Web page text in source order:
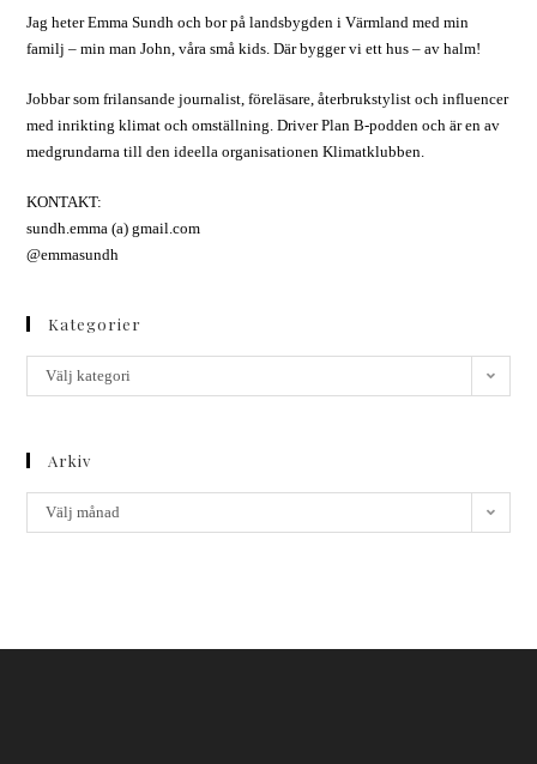
Jag heter Emma Sundh och bor på landsbygden i Värmland med min
familj – min man John, våra små kids. Där bygger vi ett hus – av halm!
Jobbar som frilansande journalist, föreläsare, återbrukstylist och influencer
med inrikting klimat och omställning. Driver Plan B-podden och är en av
medgrundarna till den ideella organisationen Klimatklubben.
KONTAKT:
sundh.emma (a) gmail.com
@emmasundh
Kategorier
Välj kategori
Arkiv
Välj månad